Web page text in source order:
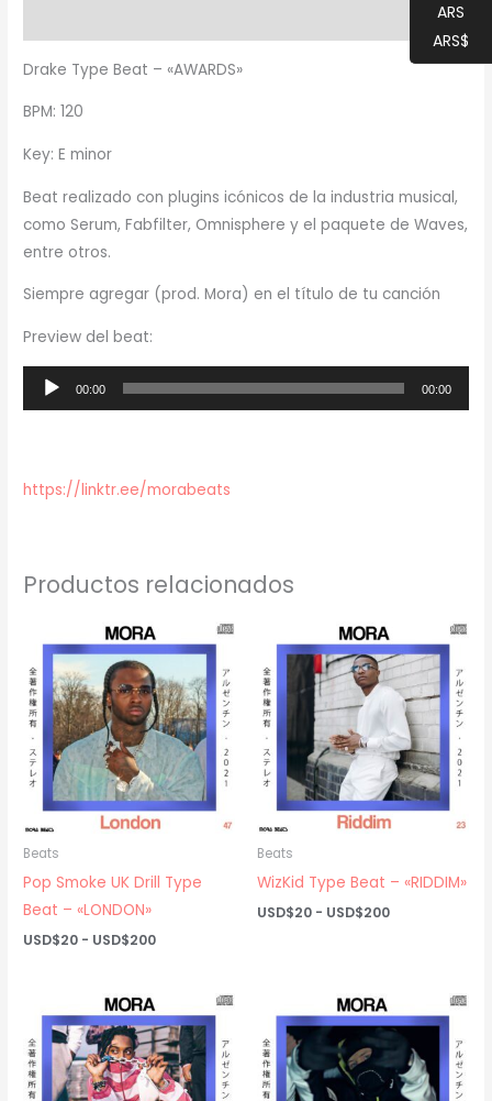
Drake Type Beat – «AWARDS»
BPM: 120
Key: E minor
Beat realizado con plugins icónicos de la industria musical,
como Serum, Fabfilter, Omnisphere y el paquete de Waves,
entre otros.
Siempre agregar (prod. Mora) en el título de tu canción
Preview del beat:
Reproductor
de
00:00 00:00
https://linktr.ee/morabeats
Productos relacionados
Beats
Pop Smoke UK Drill Type
Beat – «LONDON»
USD$20 - USD$200Rango
USD$20
hasta
USD$200
Beats
WizKid Type Beat – «RIDDIM»
USD$20 - USD$200Rango
USD$200
ARS
ARS$